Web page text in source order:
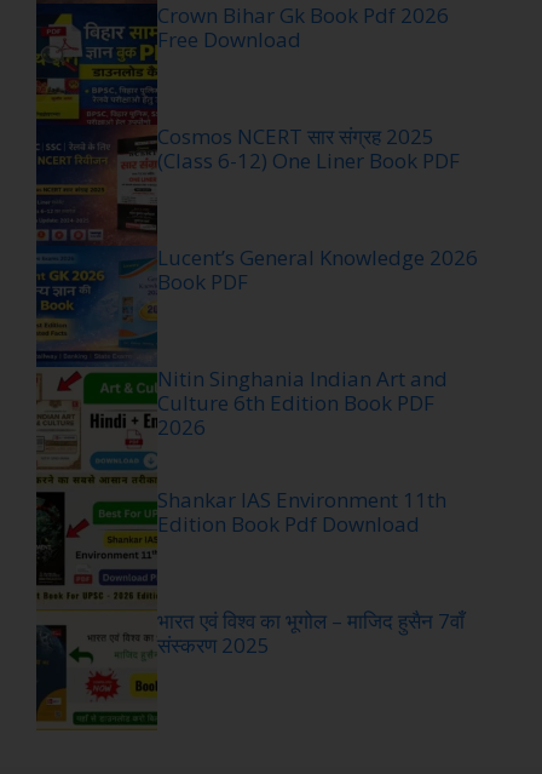
Crown Bihar Gk Book Pdf 2026
Free Download
Cosmos NCERT सार संग्रह 2025
(Class 6-12) One Liner Book PDF
Lucent’s General Knowledge 2026
Book PDF
Nitin Singhania Indian Art and
Culture 6th Edition Book PDF
2026
Shankar IAS Environment 11th
Edition Book Pdf Download
भारत एवं विश्व का भूगोल – माजिद हुसैन 7वाँ
संस्करण 2025